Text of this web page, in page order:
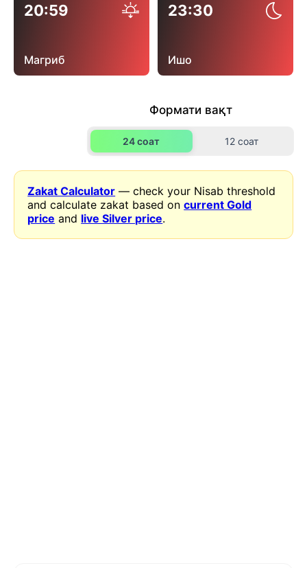
20:59
Магриб
23:30
Ишо
Формати вақт
24 соат 12 соат
Zakat Calculator — check your Nisab threshold
and calculate zakat based oncurrent Gold
price and live Silver price.